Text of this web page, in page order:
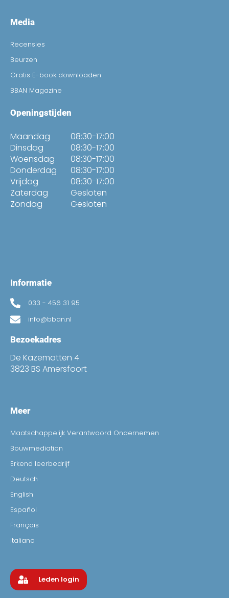
Media
Recensies
Beurzen
Gratis E-book downloaden
BBAN Magazine
Openingstijden
Maandag
Dinsdag
Woensdag
Donderdag
Vrijdag
Zaterdag
Zondag
08:30-17:00
08:30-17:00
08:30-17:00
08:30-17:00
08:30-17:00
Gesloten
Gesloten
Informatie
033 - 456 31 95
info@bban.nl
Bezoekadres
De Kazematten 4
3823 BS Amersfoort
Meer
Maatschappelijk Verantwoord Ondernemen
Bouwmediation
Erkend leerbedrijf
Deutsch
English
Español
Français
Italiano
Leden login